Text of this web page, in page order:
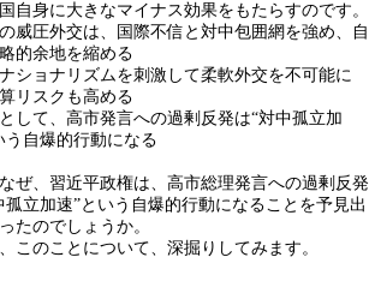
自身に大きなマイナス効果をもたらすのです。
の威圧外交は、国際不信と対中包囲網を強め、自
的余地を縮める
ナショナリズムを刺激して柔軟外交を不可能に
リスクも高める
として、高市発言への過剰反発は“対中孤立加
う自爆的行動になる
ぜ、習近平政権は、高市総理発言への過剰反発
孤立加速”という自爆的行動になることを予見出
たのでしょうか。
このことについて、深掘りしてみます。